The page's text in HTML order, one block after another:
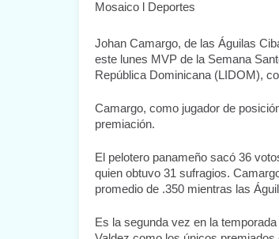
Mosaico l Deportes
Johan Camargo, de las Águilas
este lunes MVP de la Semana
República Dominicana (LIDOM),
Camargo, como jugador de
premiación.
El pelotero panameño sacó 36
quien obtuvo 31 sufragios.
promedio de .350 mientras las
Es la segunda vez en la